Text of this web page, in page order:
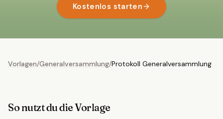
Kostenlos starten
Vorlagen/Generalversammlung/Protokoll Generalversammlung
So nutzt du die Vorlage